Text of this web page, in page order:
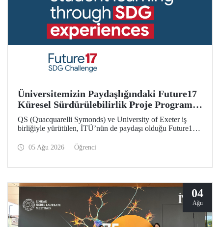
Üniversitemizin Paydaşlığındaki Future17
Küresel Sürdürülebilirlik Proje Programı,
Öğrencilerimizin Başvurularını Bekliyor
QS (Quacquarelli Symonds) ve University of Exeter iş
birliğiyle yürütülen, İTÜ’nün de paydaşı olduğu Future17
öğrenci başvuruları açıldı. Başvurular için son gün 31
05 Ağu 2026 Öğrenci
04
Ağu